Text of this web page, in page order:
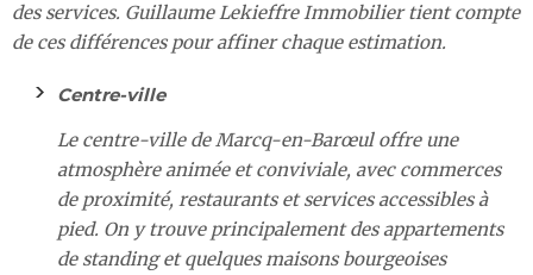
des services. Guillaume Lekieffre Immobilier tient compte
de ces différences pour affiner chaque estimation.
Centre-ville
Le centre-ville de Marcq-en-Barœul offre une
atmosphère animée et conviviale, avec commerces
de proximité, restaurants et services accessibles à
pied. On y trouve principalement des appartements
de standing et quelques maisons bourgeoises